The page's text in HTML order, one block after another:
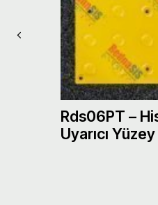
Rds06PT –
Uyarıcı Yüzey